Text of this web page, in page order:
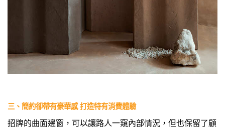
三、簡約卻帶有豪華感 打造特有消費體驗
招牌的曲面邊窗，可以讓路人一窺內部情況，但也保留了顧